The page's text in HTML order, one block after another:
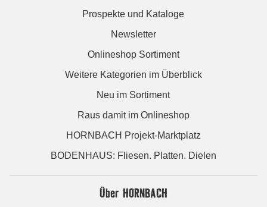
Prospekte und Kataloge
Newsletter
Onlineshop Sortiment
Weitere Kategorien im Überblick
Neu im Sortiment
Raus damit im Onlineshop
HORNBACH Projekt-Marktplatz
BODENHAUS: Fliesen. Platten. Dielen
Über HORNBACH